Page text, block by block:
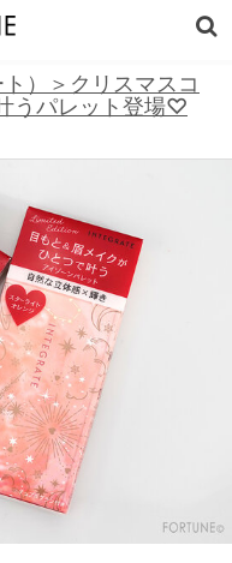
）＞クリスマスコ
うパレット登場♡